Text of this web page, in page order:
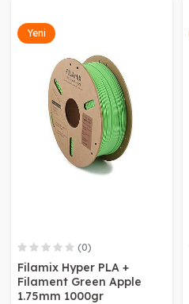
Yeni
(0)
Filamix Hyper PLA +
Filament Green Apple
1.75mm 1000gr